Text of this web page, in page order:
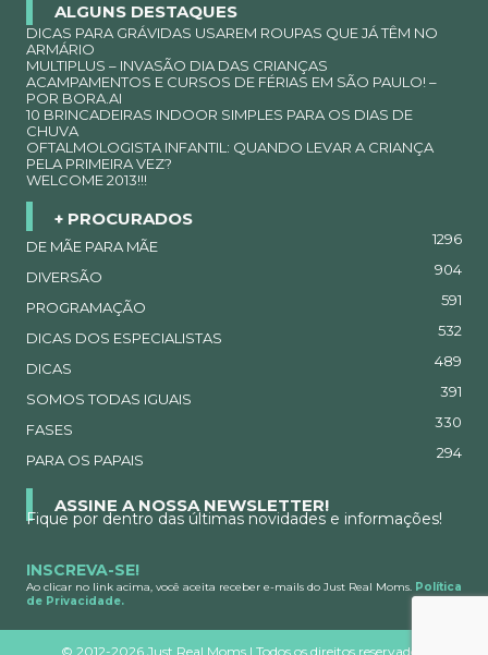
ALGUNS DESTAQUES
DICAS PARA GRÁVIDAS USAREM ROUPAS QUE JÁ TÊM NO
ARMÁRIO
MULTIPLUS – INVASÃO DIA DAS CRIANÇAS
ACAMPAMENTOS E CURSOS DE FÉRIAS EM SÃO PAULO! –
POR BORA.AI
10 BRINCADEIRAS INDOOR SIMPLES PARA OS DIAS DE
CHUVA
OFTALMOLOGISTA INFANTIL: QUANDO LEVAR A CRIANÇA
PELA PRIMEIRA VEZ?
WELCOME 2013!!!
+ PROCURADOS
DE MÃE PARA MÃE 1296
DIVERSÃO 904
PROGRAMAÇÃO 591
DICAS DOS ESPECIALISTAS 532
DICAS 489
SOMOS TODAS IGUAIS 391
FASES 330
PARA OS PAPAIS 294
ASSINE A NOSSA NEWSLETTER!
Fique por dentro das últimas novidades e informações!
INSCREVA-SE!
Ao clicar no link acima, você aceita receber e-mails do Just Real Moms. Política
de Privacidade.
© 2012-2026 Just Real Moms | Todos os direitos reservados.